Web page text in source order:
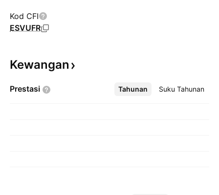
Kod CFI
ESVUFR
Kewangan
Prestasi Tahunan Suku Tahunan
Lebih